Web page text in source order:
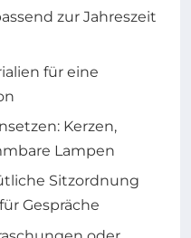
zur Jahreszeit
für eine
Kerzen,
Lampen
Sitzordnung
Gespräche